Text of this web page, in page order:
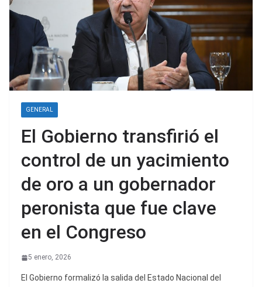
GENERAL
El Gobierno transfirió el
control de un yacimiento
de oro a un gobernador
peronista que fue clave
en el Congreso
5 enero, 2026
El Gobierno formalizó la salida del Estado Nacional del